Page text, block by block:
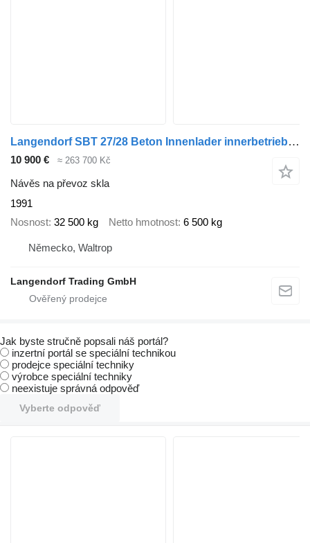
Langendorf SBT 27/28 Beton Innenlader innerbetrieblichen Einsatz
10 900 € ≈ 263 700 Kč
Návěs na převoz skla
1991
Nosnost 32 500 kg Netto hmotnost 6 500 kg
Německo, Waltrop
Langendorf Trading GmbH
Jak byste stručně popsali náš portál?
inzertní portál se speciální technikou
prodejce speciální techniky
výrobce speciální techniky
neexistuje správná odpověď
Vyberte odpověď